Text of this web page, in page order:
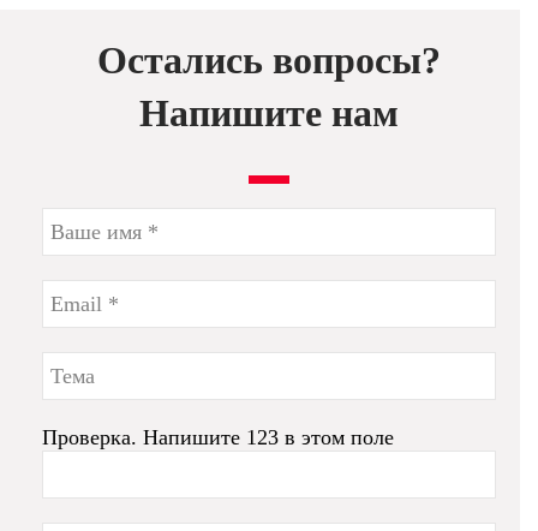
Остались вопросы?
Напишите нам
Проверка. Напишите 123 в этом поле